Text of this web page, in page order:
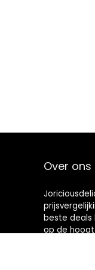
Over ons
beste deals
op de